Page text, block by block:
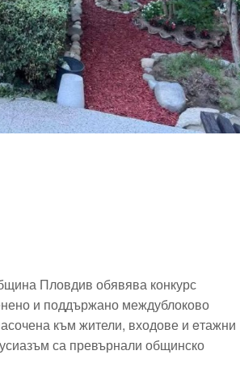
Пловдив обявява конкурс
и поддържано междублоково
към жители, входове и eтажни
са превърнали общинско